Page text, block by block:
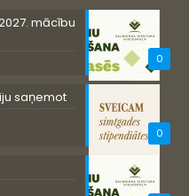
0
mācību
0
saņemot